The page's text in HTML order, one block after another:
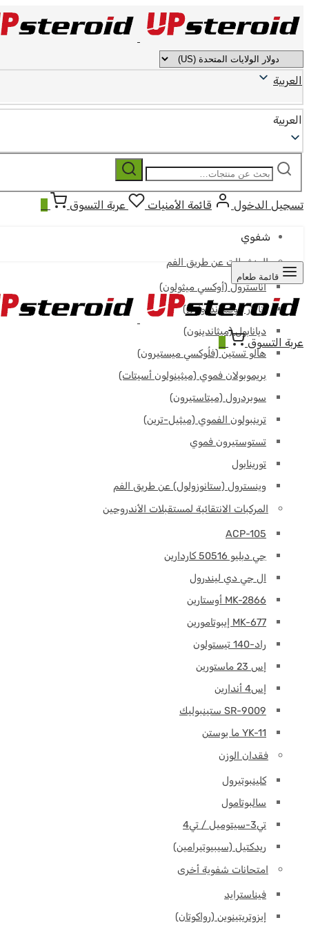
العربية
العربية
ابحث
بحث
تسجيل الدخول قائمة الأمنيات عربة التسوق
شفوي
المنشطات عن طريق الفم
أناسترول (أوكسي ميثولون)
أناوار (أوكساندرولون)
ديانابول (ميثاندينون)
هالو تستين (فلُوكسي ميستيرون)
بريموبولان فموي (ميثينولون أسيتات)
سوبردرول (ميتاستيرون)
ترينبولون الفموي (ميثيل-ترين)
تستوستيرون فموي
تورينابول
وينسترول (ستانوزولول) عن طريق الفم
المركبات الانتقائية لمستقبلات الأندروجين
ACP-105
جي دبليو 50516 كاردارين
ال جي دي ليندرول
MK-2866 أوستارين
MK-677 إيبوتامورين
راد-140 تيستولون
إس 23 ماستورين
إس4 أندارين
SR-9009 ستينبوليك
YK-11 ما يوستن
فقدان الوزن
كلينبوتيرول
سالبوتامول
تي3-سيتوميل / تي4
ريدكتيل (سيبيوتيرامين)
امتحانات شفوية أخرى
فيناسترايد
إيزوتريتينوين (رواكوتان)
قائمة طعام
عربة التسوق